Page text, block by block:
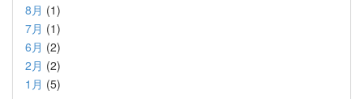
8月 (1)
7月 (1)
6月 (2)
2月 (2)
1月 (5)